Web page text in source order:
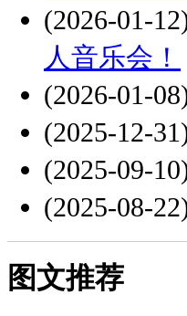
(2026-01-
人音乐会！
(2026-01-
(2025-12-
(2025-09-
(2025-08-
图文推荐